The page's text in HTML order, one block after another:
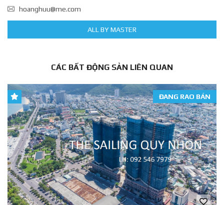
hoanghuu@me.com
ALL BY MASTER
CÁC BẤT ĐỘNG SẢN LIÊN QUAN
ĐANG RAO BÁN